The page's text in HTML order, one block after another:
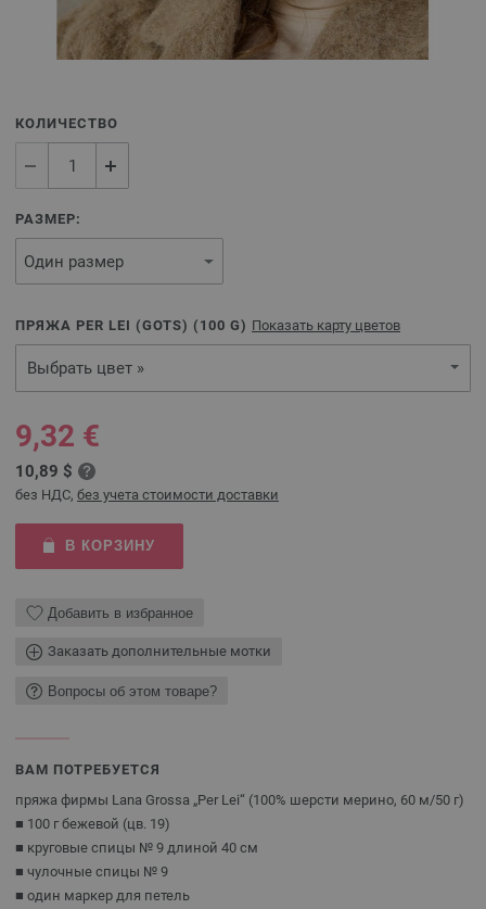
КОЛИЧЕСТВО
РАЗМЕР:
ПРЯЖА PER LEI (GOTS) ( 100 G) Показать карту цветов
Выбрать цвет »
9,32 €
10,89 $
без НДС, без учета стоимости доставки
В КОРЗИНУ
Добавить в избранное
Заказать дополнительные мотки
Вопросы об этом товаре?
ВАМ ПОТРЕБУЕТСЯ
пряжа фирмы Lana Grossa „Per Lei“ (100% шерсти мерино, 60 м/50 г)
■ 100 г бежевой (цв. 19)
■ круговые спицы № 9 длиной 40 см
■ чулочные спицы № 9
■ один маркер для петель